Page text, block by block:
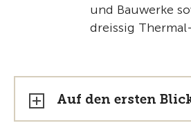
und Bauwerke
dreissig
Auf den ersten